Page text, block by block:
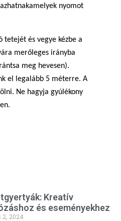
nyomot
tetejét és vegye kézbe a
merőleges irányba
meg hevesen).
el legalább 5 méterre. A
Ne hagyja gyúlékony
Kreatív
és eseményekhez
2, 2024